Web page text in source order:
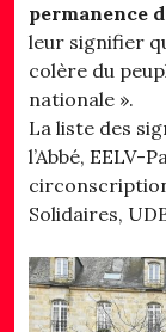
permanence
leur signifier
colère du
nationale ».
La liste des
l’Abbé, EELV-
Solidaires,